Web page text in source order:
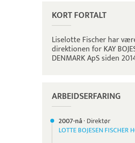
KORT FORTALT
Liselotte Fischer har
direktionen for KAY
DENMARK ApS siden
ARBEIDSERFARING
2007-nå· Direktør
LOTTE BOJESEN FISCHER